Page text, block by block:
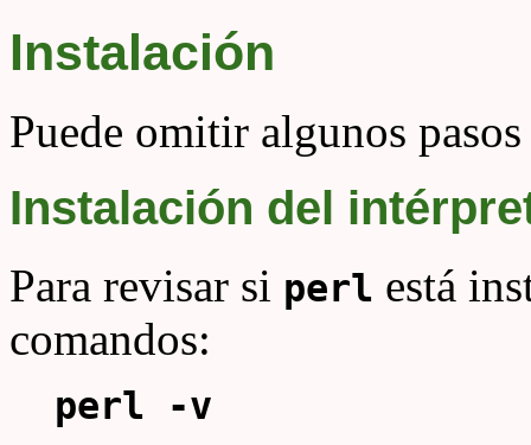
Instalación
Puede omitir algunos
Instalación del
Para revisar si perl está
comandos:
perl -v